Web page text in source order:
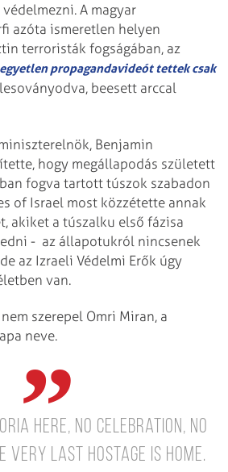
A magyar
azóta ismeretlen helyen
terroristák fogságában, az
egyetlen propagandavideót tettek csak
beesett arccal
Benjamin
hogy megállapodás született
fogva tartott túszok szabadon
of Israel most közzétette annak
akiket a túszalku első fázisa
- az állapotukról nincsenek
az Izraeli Védelmi Erők úgy
van.
szerepel Omri Miran, a
neve.
here, no celebration, no
last hostage is home.